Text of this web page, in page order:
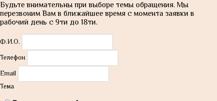
Будьте внимательны при выборе темы обращения. Мы
перезвоним Вам в ближайшее время с момента заявки в
рабочий день с 9ти до 18ти.
Ф.И.О.
Телефон
Email
Тема